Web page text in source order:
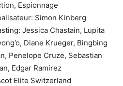
Espionnage
Simon Kinberg
Jessica Chastain, Lupita
Diane Krueger, Bingbing
Penelope Cruze, Sebastian
Edgar Ramirez
Elite Switzerland